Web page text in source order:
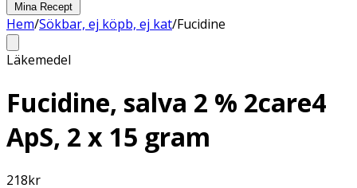
Mina Recept
Hem/Sökbar, ej köpb, ej kat/Fucidine
Läkemedel
Fucidine, salva 2 % 2care4
ApS, 2 x 15 gram
218kr